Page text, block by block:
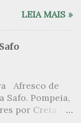
sua própria
por revelar
o lado
de livros
se
dispensam o
LEIA MAIS »
Afresco de
Safo. Pompeia,
por Creta 1